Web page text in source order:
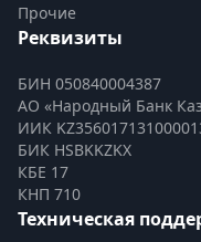
Прочие
Реквизиты
БИН 050840004387
АО «Народный Банк
ИИК
БИК HSBKKZKX
КБЕ 17
КНП 710
Техническая